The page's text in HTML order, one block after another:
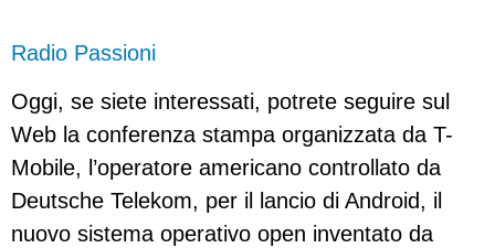
Radio Passioni
Oggi, se siete interessati, potrete seguire sul
Web la conferenza stampa organizzata da T-
Mobile, l’operatore americano controllato da
Deutsche Telekom, per il lancio di Android, il
nuovo sistema operativo open inventato da